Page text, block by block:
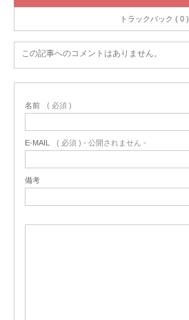
トラックバック ( 0 )
この記事へのコメントはありません。
名前 ( 必須 )
E-MAIL ( 必須 ) - 公開されません -
備考